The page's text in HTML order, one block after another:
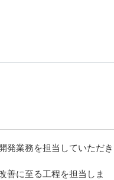
発業務を担当していただき
善に至る工程を担当しま